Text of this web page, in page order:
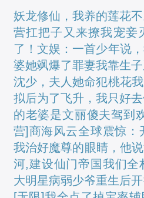
妖龙修仙，我养的莲花不
营扛把子又来撩我宠妾
了！ 文娱：一首少年说
婆她飒爆了罪妻我靠生
沈少，夫人她命犯桃花
拟后为了飞升，我只好
的老婆是文丽傻夫驾到
营]商海风云全球震惊：
我治好魔尊的眼睛，他
河,建设仙门帝国我们全
大明星病弱少爷重生后